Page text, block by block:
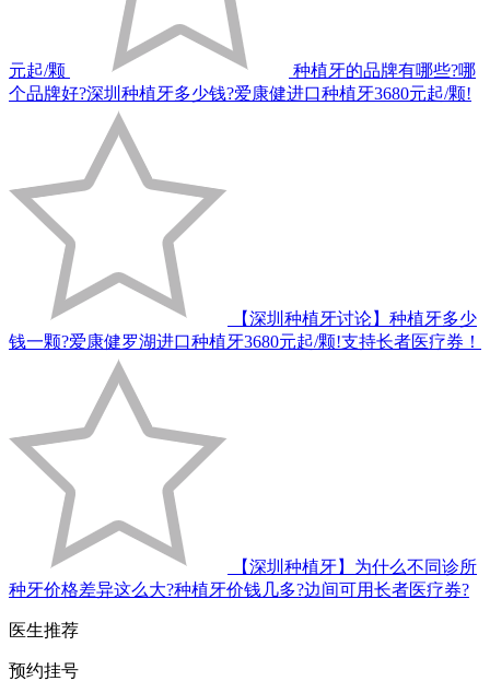
元起/颗
种植牙的品牌有哪些?哪
个品牌好?深圳种植牙多少钱?爱康健进口种植牙3680元起/颗!
【深圳种植牙讨论】种植牙多少
钱一颗?爱康健罗湖进口种植牙3680元起/颗!支持长者医疗券！
【深圳种植牙】为什么不同诊所
种牙价格差异这么大?种植牙价钱几多?边间可用长者医疗券?
医生推荐
预约挂号